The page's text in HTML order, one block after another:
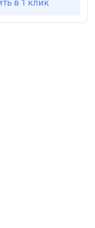
в 1 клик